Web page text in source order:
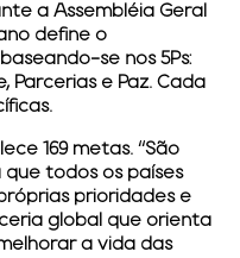
a Assembléia Geral
define o
se nos 5Ps:
Parcerias e Paz. Cada
169 metas. “São
todos os países
prioridades e
global que orienta
a vida das